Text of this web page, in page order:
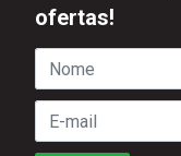
ofertas!